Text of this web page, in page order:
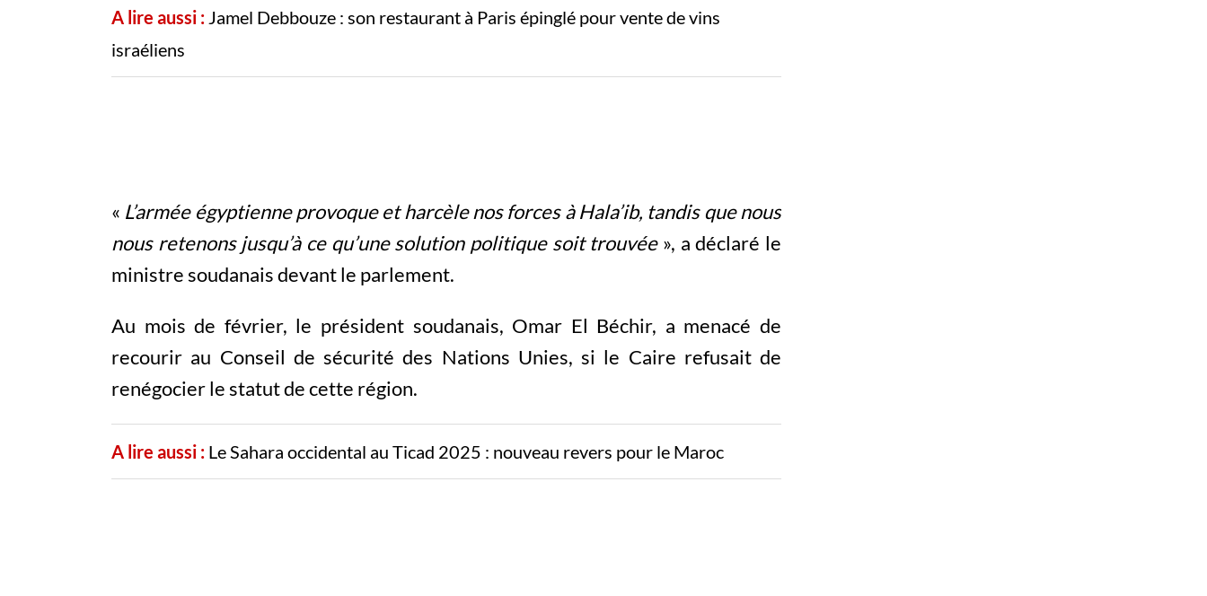
A lire aussi : Jamel Debbouze : son restaurant à Paris épinglé pour vente de vins
israéliens
« L’armée égyptienne provoque et harcèle nos forces à Hala’ib, tandis que nous
nous retenons jusqu’à ce qu’une solution politique soit trouvée», a déclaré le
ministre soudanais devant le parlement.
Au mois de février, le président soudanais, Omar El Béchir, a menacé de
recourir au Conseil de sécurité des Nations Unies, si le Caire refusait de
renégocier le statut de cette région.
A lire aussi : Le Sahara occidental au Ticad 2025 : nouveau revers pour le Maroc